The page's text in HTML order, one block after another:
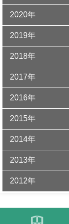
2020年
2019年
2018年
2017年
2016年
2015年
2014年
2013年
2012年